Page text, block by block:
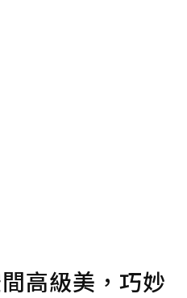
高級美，巧妙